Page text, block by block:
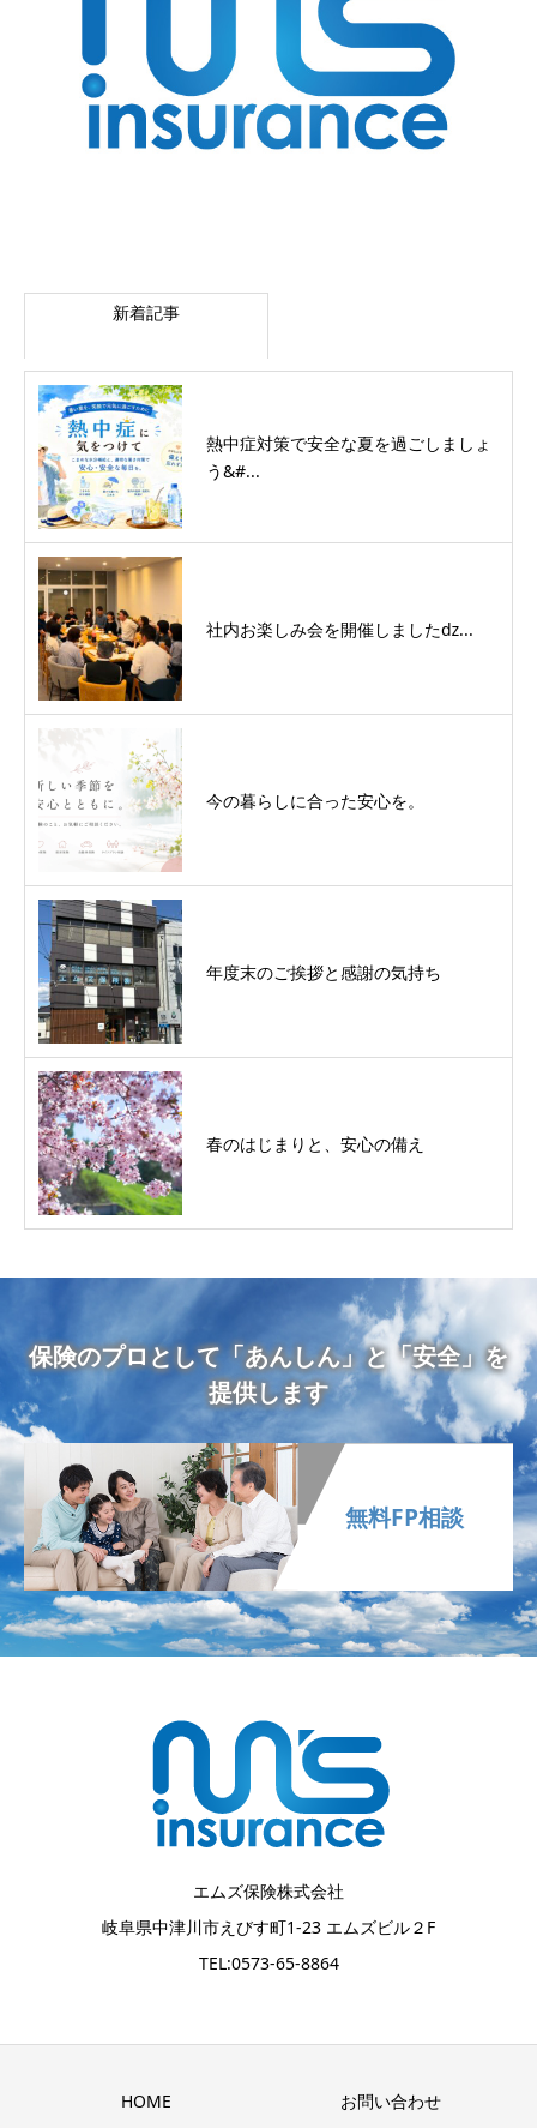
新着記事
熱中症対策で安全な夏を過ごしましょ
う&#...
社内お楽しみ会を開催しましたǳ...
今の暮らしに合った安心を。
年度末のご挨拶と感謝の気持ち
春のはじまりと、安心の備え
保険のプロとして「あんしん」と「安全」を
提供します
無料FP相談
エムズ保険株式会社
岐阜県中津川市えびす町1-23 エムズビル２F
TEL:0573-65-8864
HOME お問い合わせ